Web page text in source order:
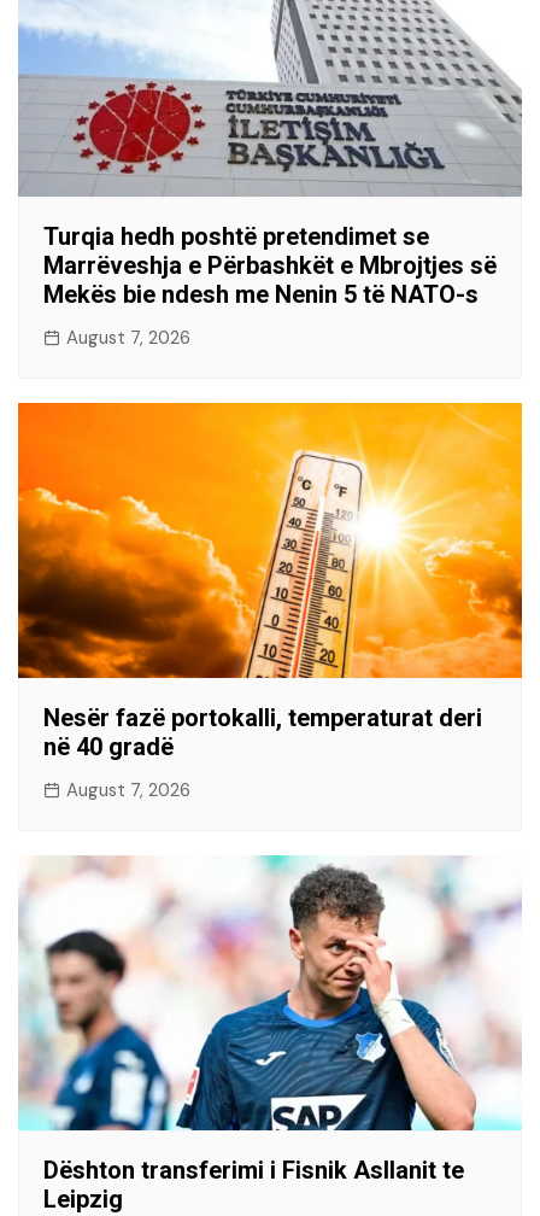
Turqia hedh poshtë pretendimet se
Marrëveshja e Përbashkët e Mbrojtjes së
Mekës bie ndesh me Nenin 5 të NATO-s
August 7, 2026
Nesër fazë portokalli, temperaturat deri
në 40 gradë
August 7, 2026
Dështon transferimi i Fisnik Asllanit te
Leipzig